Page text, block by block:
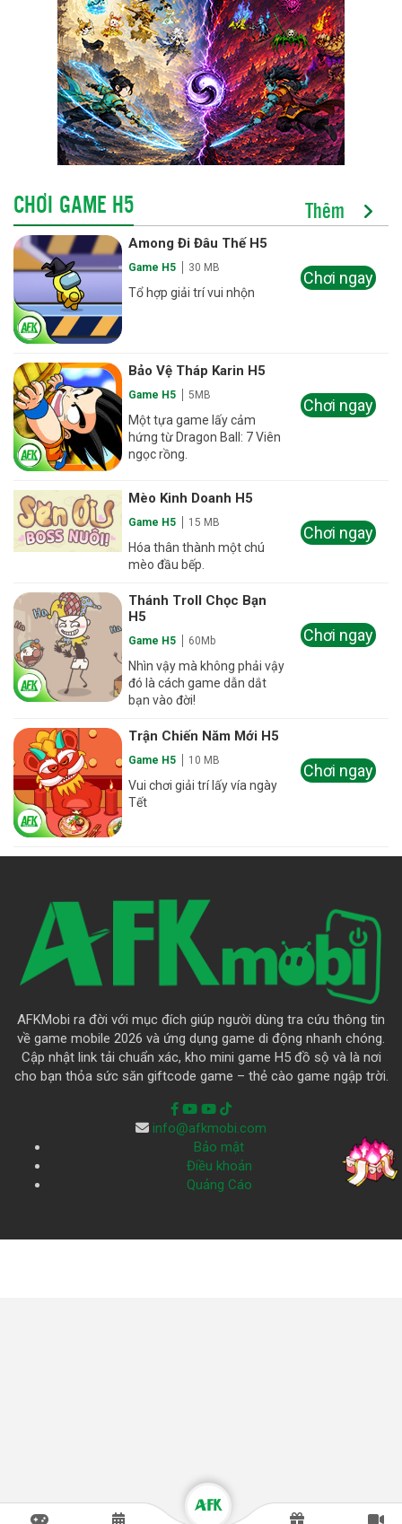
CHƠI GAME H5 Thêm
Among Đi Đâu Thế H5
Game H5 30 MB
Tổ hợp giải trí vui nhộn
Chơi ngay
Bảo Vệ Tháp Karin H5
Game H5 5MB
Một tựa game lấy cảm
hứng từ Dragon Ball: 7 Viên
ngọc rồng.
Chơi ngay
Mèo Kinh Doanh H5
Game H5 15 MB
Hóa thân thành một chú
mèo đầu bếp.
Chơi ngay
Thánh Troll Chọc Bạn
H5
Game H5 60Mb
Nhìn vậy mà không phải vậy
đó là cách game dẫn dắt
bạn vào đời!
Chơi ngay
Trận Chiến Năm Mới H5
Game H5 10 MB
Vui chơi giải trí lấy vía ngày
Tết
Chơi ngay
AFKMobi ra đời với mục đích giúp người dùng tra cứu thông tin
về game mobile 2026 và ứng dụng game di động nhanh chóng.
Cập nhật link tải chuẩn xác, kho mini game H5 đồ sộ và là nơi
cho bạn thỏa sức săn giftcode game – thẻ cào game ngập trời.
info@afkmobi.com
Bảo mật
Điều khoản
Quảng Cáo